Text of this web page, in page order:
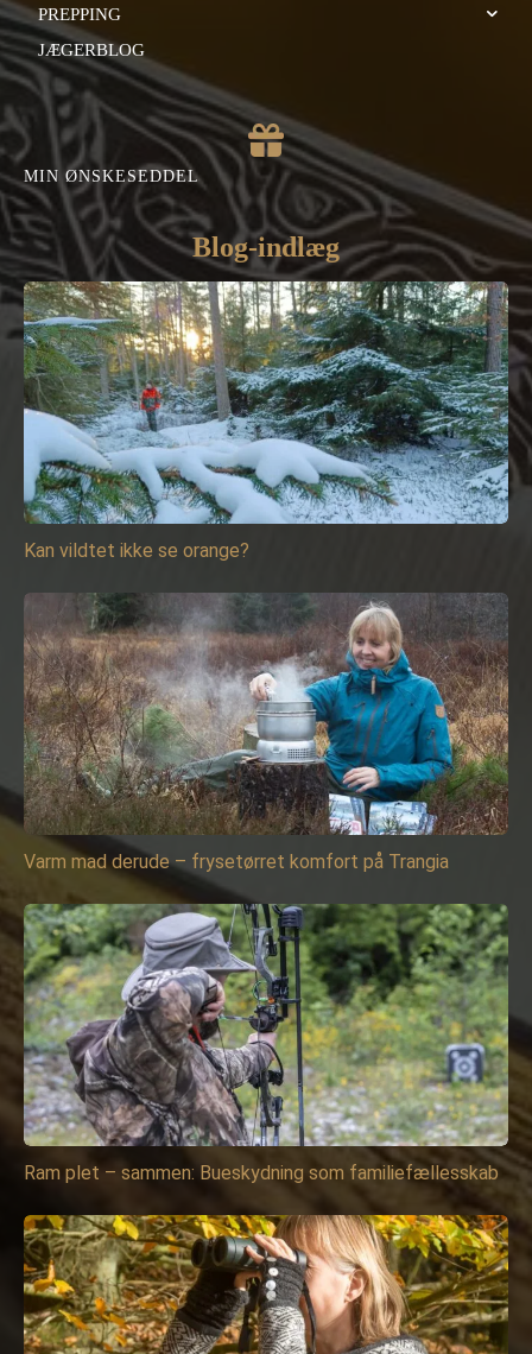
PREPPING
JÆGERBLOG
MIN ØNSKESEDDEL
Blog-indlæg
Kan vildtet ikke se orange?
Varm mad derude – frysetørret komfort på Trangia
Ram plet – sammen: Bueskydning som familiefællesskab